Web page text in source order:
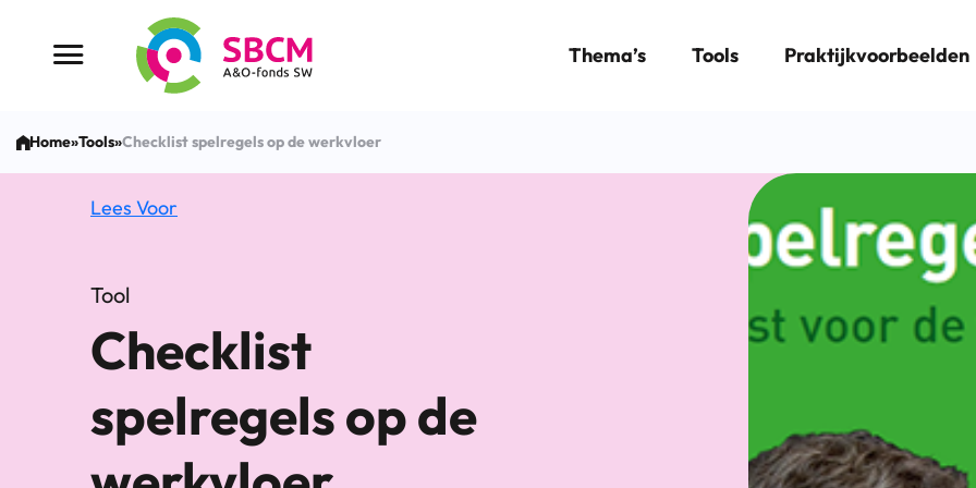
Menu button Thema’s Tools Praktijkvoorbeelden
Home»Tools»Checklist spelregels op de werkvloer
Lees Voor
Tool
Checklist
spelregels op de